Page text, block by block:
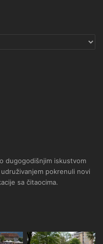
dugogodišnjim iskustvom
pokrenuli novi
sa čitaocima.